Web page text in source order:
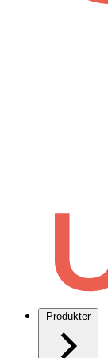
Produkter